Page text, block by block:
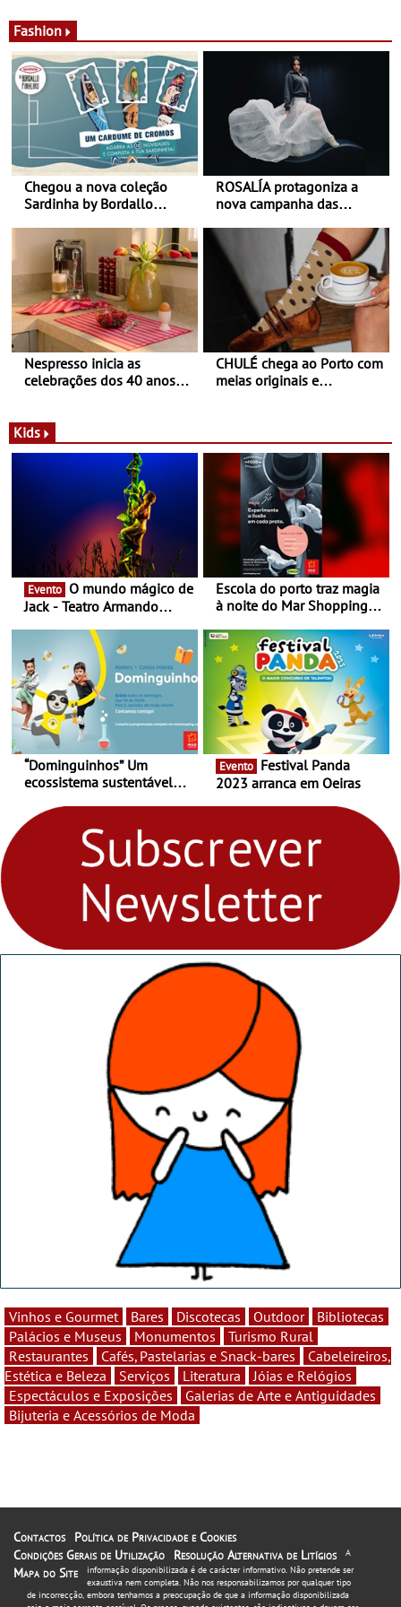
Fashion
Chegou a nova coleção
Sardinha by Bordallo
ROSALÍA protagoniza a
nova campanha das
Balance
Nespresso inicia as
celebrações dos 40 anos
Novas - Edição limitada
Nespresso x Torres Novas
CHULÉ chega ao Porto com
meias originais e
Shopping
Kids
Evento
Jack - Teatro Armando
Escola do porto traz magia
à noite do Mar Shopping
29 de abril, às 21h00
“Dominguinhos” Um
ecossistema sustentável
fores - Atelier de Educação
Ambiental nos
“Dominguinhos” de 23 de
Evento
2023 arranca em Oeiras
Vinhos e Gourmet Bares Discotecas Outdoor
Bibliotecas
Palácios e Museus
Monumentos
Turismo Rural
Restaurantes
Cafés, Pastelarias e Snack-bares
Cabeleireiros,
Estética e Beleza
Serviços Literatura
Jóias e Relógios
Espectáculos e Exposições
Galerias de Arte e Antiguidades
Bijuteria e Acessórios de Moda
Contactos
Política de Privacidade e Cookies
Condições Gerais de Utilização
Resolução Alternativa de Litígios
Mapa do Site
A
informação disponibilizada é de carácter informativo. Não pretende ser
exaustiva nem completa. Não nos responsabilizamos por qualquer tipo
de incorrecção, embora tenhamos a preocupação de que a informação disponibilizada